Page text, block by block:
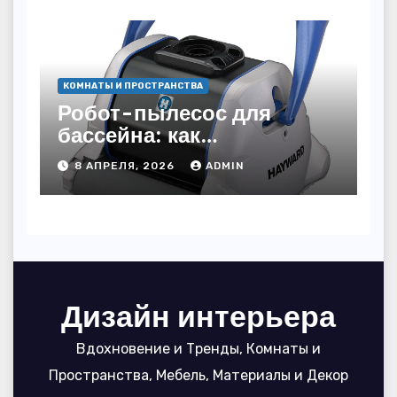
КОМНАТЫ И ПРОСТРАНСТВА
Робот-пылесос для
бассейна: как
пользоваться, чтобы
вода блестела, а
устройство служило 7
8 АПРЕЛЯ, 2026 ADMIN
Дизайн интерьера
Вдохновение и Тренды, Комнаты и
Пространства, Мебель, Материалы и Декор